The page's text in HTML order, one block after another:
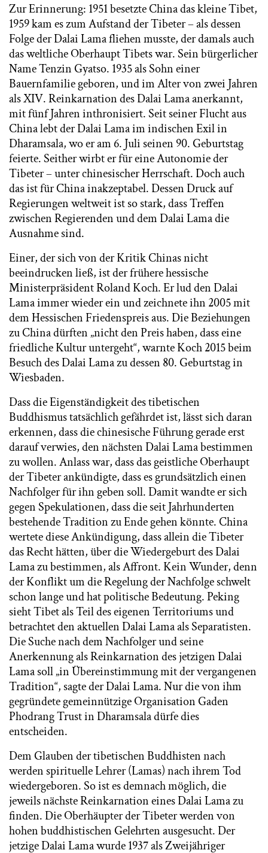
Zur Erinnerung: 1951 besetzte China das kleine Tibet,
1959 kam es zum Aufstand der Tibeter – als dessen
Folge der Dalai Lama fliehen musste, der damals auch
das weltliche Oberhaupt Tibets war. Sein bürgerlicher
Name Tenzin Gyatso. 1935 als Sohn einer
Bauernfamilie geboren, und im Alter von zwei Jahren
als XIV. Reinkarnation des Dalai Lama anerkannt,
mit fünf Jahren inthronisiert. Seit seiner Flucht aus
China lebt der Dalai Lama im indischen Exil in
Dharamsala, wo er am 6. Juli seinen 90. Geburtstag
feierte. Seither wirbt er für eine Autonomie der
Tibeter – unter chinesischer Herrschaft. Doch auch
das ist für China inakzeptabel. Dessen Druck auf
Regierungen weltweit ist so stark, dass Treffen
zwischen Regierenden und dem Dalai Lama die
Ausnahme sind.
Einer, der sich von der Kritik Chinas nicht
beeindrucken ließ, ist der frühere hessische
Ministerpräsident Roland Koch. Er lud den Dalai
Lama immer wieder ein und zeichnete ihn 2005 mit
dem Hessischen Friedenspreis aus. Die Beziehungen
zu China dürften „nicht den Preis haben, dass eine
friedliche Kultur untergeht“, warnte Koch 2015 beim
Besuch des Dalai Lama zu dessen 80. Geburtstag in
Wiesbaden.
Dass die Eigenständigkeit des tibetischen
Buddhismus tatsächlich gefährdet ist, lässt sich daran
erkennen, dass die chinesische Führung gerade erst
darauf verwies, den nächsten Dalai Lama bestimmen
zu wollen. Anlass war, dass das geistliche Oberhaupt
der Tibeter ankündigte, dass es grundsätzlich einen
Nachfolger für ihn geben soll. Damit wandte er sich
gegen Spekulationen, dass die seit Jahrhunderten
bestehende Tradition zu Ende gehen könnte. China
wertete diese Ankündigung, dass allein die Tibeter
das Recht hätten, über die Wiedergeburt des Dalai
Lama zu bestimmen, als Affront. Kein Wunder, denn
der Konflikt um die Regelung der Nachfolge schwelt
schon lange und hat politische Bedeutung. Peking
sieht Tibet als Teil des eigenen Territoriums und
betrachtet den aktuellen Dalai Lama als Separatisten.
Die Suche nach dem Nachfolger und seine
Anerkennung als Reinkarnation des jetzigen Dalai
Lama soll „in Übereinstimmung mit der vergangenen
Tradition“, sagte der Dalai Lama. Nur die von ihm
gegründete gemeinnützige Organisation Gaden
Phodrang Trust in Dharamsala dürfe dies
entscheiden.
Dem Glauben der tibetischen Buddhisten nach
werden spirituelle Lehrer (Lamas) nach ihrem Tod
wiedergeboren. So ist es demnach möglich, die
jeweils nächste Reinkarnation eines Dalai Lama zu
finden. Die Oberhäupter der Tibeter werden von
hohen buddhistischen Gelehrten ausgesucht. Der
jetzige Dalai Lama wurde 1937 als Zweijähriger